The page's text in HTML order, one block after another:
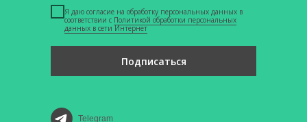
Я даю согласие на обработку персональных данных в
соответствии с Политикой обработки персональных
данных в сети Интернет
Подписаться
Telegram